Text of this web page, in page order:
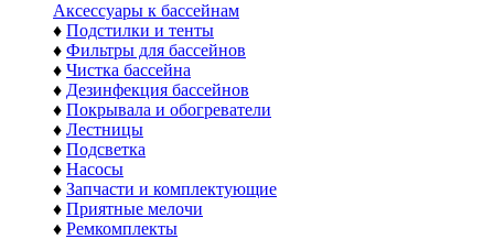
Аксессуары к бассейнам
♦ Подстилки и тенты
♦ Фильтры для бассейнов
♦ Чистка бассейна
♦ Дезинфекция бассейнов
♦ Покрывала и обогреватели
♦ Лестницы
♦ Подсветка
♦ Насосы
♦ Запчасти и комплектующие
♦ Приятные мелочи
♦ Ремкомплекты